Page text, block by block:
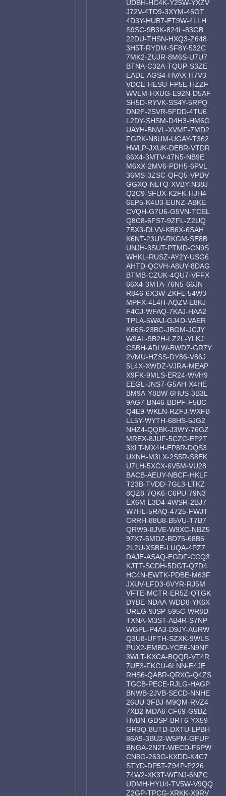
UDBH-HC4K-Y25W-YXZV
J72V-4TD9-3XYM-46GT
4D3Y-HUB7-ET9W-4LLH
S9SC-9B3K-824L-83GB
22DU-THSN-HXQ3-Z648
3H5T-RYDM-SF8Y-532C
7MK2-ZUJR-8M6S-U7U7
BTNA-C32A-TQUP-S3ZE
EADL-AGS4-HVAX-H7V3
VDCE-HESU-FP5E-HZZF
WVLM-HXUG-E92N-D5AF
SH5D-RYVK-SS4Y-5RPQ
DN2F-2SVR-5FDD-4TU6
L2DY-SHSM-D4H3-HM6G
UAYH-BNVL-XVMF-7MD2
FGRK-N8UM-UGAY-T362
HWLP-JXUK-DEBR-VTDR
66X4-3MTV-47N5-NB9E
M6XX-2MV6-PDH5-6PVL
36MS-3ZSC-QFQ5-VPDV
GGXQ-NLTQ-XVBY-N38J
Q2C9-SFUX-K2FK-HJH4
6EP5-K4U3-EUNZ-ABKE
CVQH-G7U6-G5VN-TCEL
Q8C8-6FS7-9ZFL-Z2UQ
7BX3-DLVV-KB6X-6SAH
K6NT-23UY-RKGM-SE8B
UNJH-3SUT-PTMD-CN9S
WHKL-RUSZ-AY2Y-USG6
AHTD-QCVH-A8UY-8DAG
BTMB-CZUK-4QU7-VFFX
66X4-3MTA-76N5-66JN
R846-6X3W-ZKFL-54W3
MPFX-4L4H-AQZV-E8KJ
F4CJ-WFAQ-7KAJ-HAA2
TPLA-5WAJ-GJ4D-VAER
K66S-23BC-JBGM-JCJY
W9AL-9B2H-LZ2L-YLKJ
CSBH-ADLW-BWD7-GR7Y
2VMU-HZSS-DY86-V86J
5L4X-XWDZ-VJRA-MEAP
X9FK-9MLS-ER24-WVH9
EEGL-JNS7-G5AH-X4HE
BM9A-Y8BW-6HUS-3B3L
9AG7-BN46-BDPF-F5BC
Q4E9-WKLN-RZFJ-WXFB
LL5Y-WYTH-68HS-5JG2
NHZ4-QQBK-J3WY-76GZ
MREX-8JUF-5CZC-EP2T
3XLT-MX4H-EP8R-DQS3
UXNH-M3LX-2S5R-S8EK
U7LH-5XCX-6V5M-VU28
BACB-AEUY-NBCF-HKLF
T23B-TVDD-7GL3-LTKZ
8QZ8-7QK6-C6PU-79N3
EX6M-L3D4-4WSR-2BJ7
W7HL-5RAQ-4725-FWJT
CRRH-88U8-B5VU-T7B7
QRW9-8JVE-W9XC-NBZ5
97X7-5MDZ-BD75-68B6
2L2U-XSBE-LUQA-4PZ7
DAJE-ASAQ-EGDF-CCQ3
KJTT-SCDH-5DGT-Q7D4
HC4N-EWTK-PDBE-M63F
JXUV-LFD3-6VYR-RJ5M
VFTE-MCTR-ER5Z-QTGK
DYBE-NDAA-WDD8-YK6X
UREG-9JSP-595C-WR8D
TXNA-M3ST-AB4R-S7NP
WGPL-P4A3-D9JY-AURW
Q3U8-UFTH-SZXK-9WLS
PUX2-EMBD-YCE6-N9NF
3WLT-KXCA-BQQR-VT4R
7UE3-FKCU-6LNN-E4JE
RHS6-QABR-QRXG-Q4ZS
TGCB-PECE-RJLG-HAGP
BNWB-2JVB-SECD-NNHE
26UU-3FBJ-M9QM-RVZ4
7XB2-MDA6-CF69-G9BZ
HVBN-GDSP-BRT6-YX59
GR3Q-8UTD-DXTU-LPBH
86A9-3BU2-W5PM-GFUP
BNGA-2N2T-WECD-F6PW
CN8G-263G-KXDD-K4C7
STYD-DP5T-Z94P-P226
74W2-XK3T-WFNJ-6NZC
UDMH-HYU4-TV5W-V9QQ
Z2GP-TPCG-XRKK-X9RV